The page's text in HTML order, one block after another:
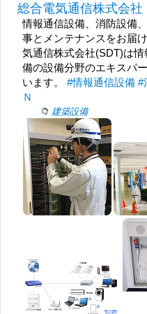
総合電気通信株式会社
情報通信設備、消防設備
事とメンテナンスをお届
気通信株式会社(SDT)は
備の設備分野のエキスパ
います。#情報通信設備 #
Ｎ
建築設備